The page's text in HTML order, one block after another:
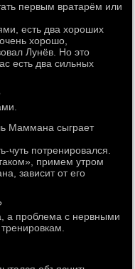
первым вратарём или
есть два хороших
хорошо,
Лунёв. Но это
есть два сильных
Маммана сыграет
потренировался.
примем утром
зависит от его
проблема с нервными